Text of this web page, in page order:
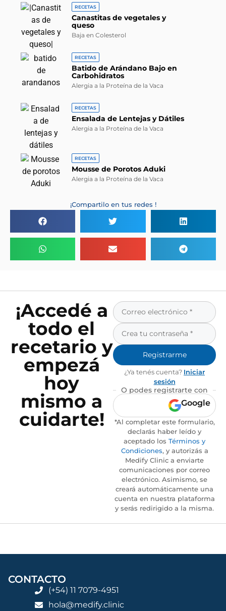
RECETAS
Canastitas de vegetales y
queso
Baja en Colesterol
RECETAS
Batido de Arándano Bajo en
Carbohidratos
Alergia a la Proteína de la Vaca
RECETAS
Ensalada de Lentejas y Dátiles
Alergia a la Proteína de la Vaca
RECETAS
Mousse de Porotos Aduki
Alergia a la Proteína de la Vaca
¡Compartilo en tus redes !
¡Accedé a
todo el
recetario y
empezá
hoy
mismo a
cuidarte!
Registrarme
¿Ya tenés cuenta? Iniciar
sesión
O podes registrarte con
Google
*Al completar este formulario,
declarás haber leído y
aceptado los Términos y
Condiciones, y autorizás a
Medify Clinic a enviarte
comunicaciones por correo
electrónico. Asimismo, se
creará automáticamente una
cuenta en nuestra plataforma
y serás redirigido a la misma.
CONTACTO
(+54) 11 7079-4951
hola@medify.clinic